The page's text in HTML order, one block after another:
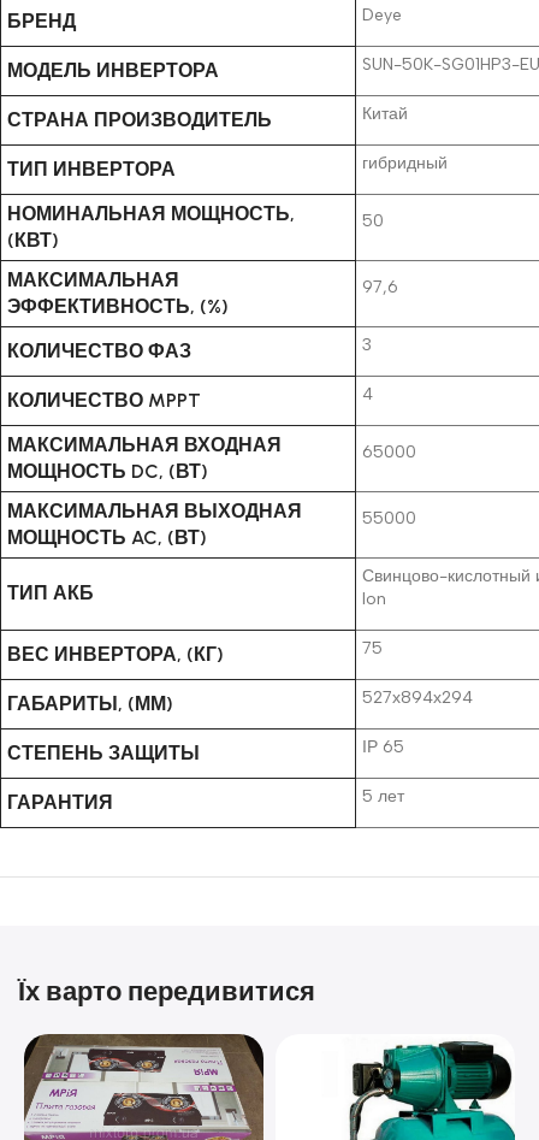
БРЕНД Deye
МОДЕЛЬ ИНВЕРТОРА SUN-50K-SG01HP3-
СТРАНА ПРОИЗВОДИТЕЛЬ Китай
ТИП ИНВЕРТОРА гибридный
НОМИНАЛЬНАЯ МОЩНОСТЬ,
(КВТ)
50
МАКСИМАЛЬНАЯ
ЭФФЕКТИВНОСТЬ, (%)
97,6
КОЛИЧЕСТВО ФАЗ 3
КОЛИЧЕСТВО MPPT 4
МАКСИМАЛЬНАЯ ВХОДНАЯ
МОЩНОСТЬ DC, (ВТ)
65000
МАКСИМАЛЬНАЯ ВЫХОДНАЯ
МОЩНОСТЬ AC, (ВТ)
55000
ТИП АКБ
Свинцово-кислотный
lon
ВЕС ИНВЕРТОРА, (КГ) 75
ГАБАРИТЫ, (ММ) 527х894х294
СТЕПЕНЬ ЗАЩИТЫ ІР 65
ГАРАНТИЯ 5 лет
Їх варто передивитися